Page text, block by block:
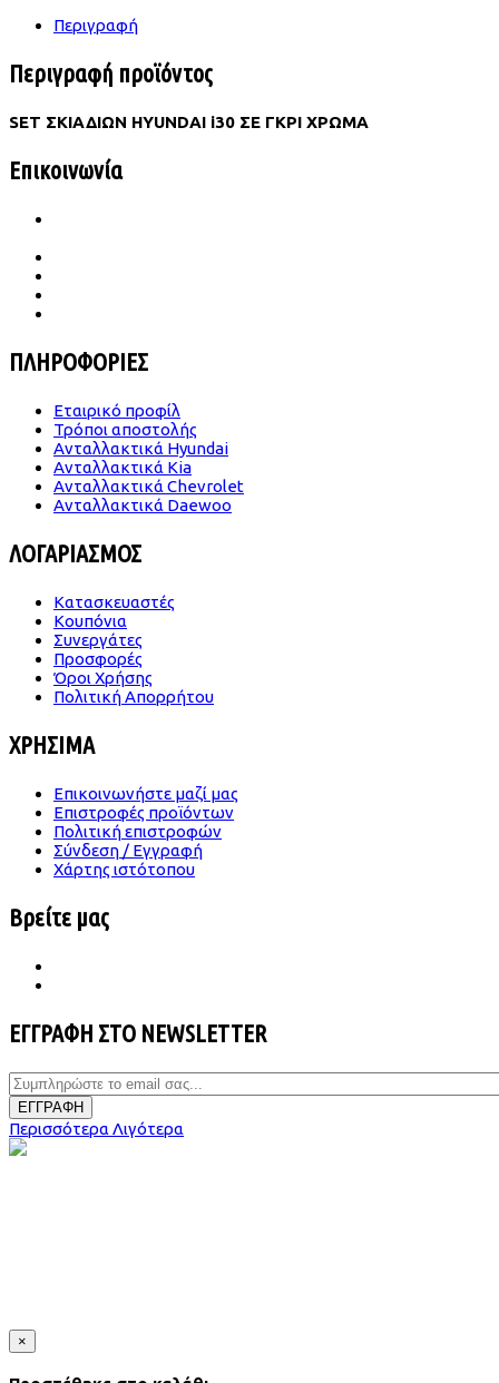
Περιγραφή
Περιγραφή προϊόντος
SET ΣΚΙΑΔΙΩΝ HYUNDAI i30 ΣΕ ΓΚΡΙ ΧΡΩΜΑ
Επικοινωνία
ΠΛΗΡΟΦΟΡΙΕΣ
Εταιρικό προφίλ
Τρόποι αποστολής
Ανταλλακτικά Hyundai
Ανταλλακτικά Kia
Ανταλλακτικά Chevrolet
Ανταλλακτικά Daewoo
ΛΟΓΑΡΙΑΣΜΟΣ
Κατασκευαστές
Κουπόνια
Συνεργάτες
Προσφορές
Όροι Χρήσης
Πολιτική Απορρήτου
ΧΡΗΣΙΜΑ
Επικοινωνήστε μαζί μας
Επιστροφές προϊόντων
Πολιτική επιστροφών
Σύνδεση / Εγγραφή
Χάρτης ιστότοπου
Βρείτε μας
ΕΓΓΡΑΦΗ ΣΤΟ NEWSLETTER
ΕΓΓΡΑΦΗ
Περισσότερα Λιγότερα
×